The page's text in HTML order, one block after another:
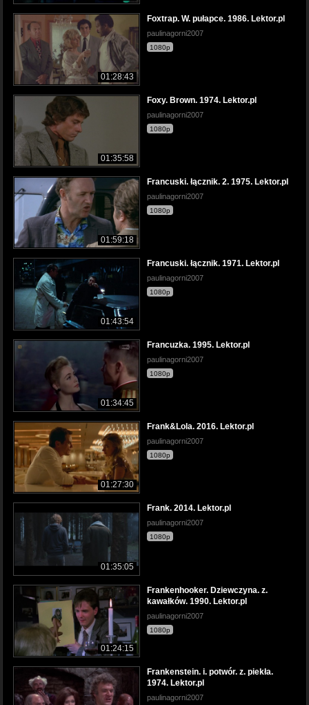
01:28:43
Foxtrap. W. pułapce. 1986. Lektor.pl
paulinagorni2007
1080p
01:35:58
Foxy. Brown. 1974. Lektor.pl
paulinagorni2007
1080p
01:59:18
Francuski. łącznik. 2. 1975. Lektor.pl
paulinagorni2007
1080p
01:43:54
Francuski. łącznik. 1971. Lektor.pl
paulinagorni2007
1080p
01:34:45
Francuzka. 1995. Lektor.pl
paulinagorni2007
1080p
01:27:30
Frank&Lola. 2016. Lektor.pl
paulinagorni2007
1080p
01:35:05
Frank. 2014. Lektor.pl
paulinagorni2007
1080p
01:24:15
Frankenhooker. Dziewczyna. z.
kawałków. 1990. Lektor.pl
paulinagorni2007
1080p
Frankenstein. i. potwór. z. piekła.
1974. Lektor.pl
paulinagorni2007